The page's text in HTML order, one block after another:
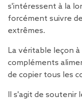
s'intéressent à la
forcément suivre
extrêmes.
La véritable leçon
compléments
de copier tous les
Il s'agit de soutenir